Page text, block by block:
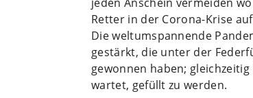
Retter in der Corona-Krise
Die weltumspannende
gestärkt, die unter der
gewonnen haben;
wartet, gefüllt zu werden.